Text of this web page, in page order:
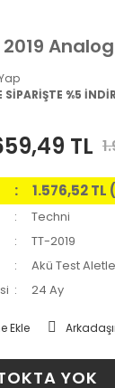
SİPARİŞTE %5
TL
1.576,52
Techni
TT-2019
Akü Test
24 Ay
YOK